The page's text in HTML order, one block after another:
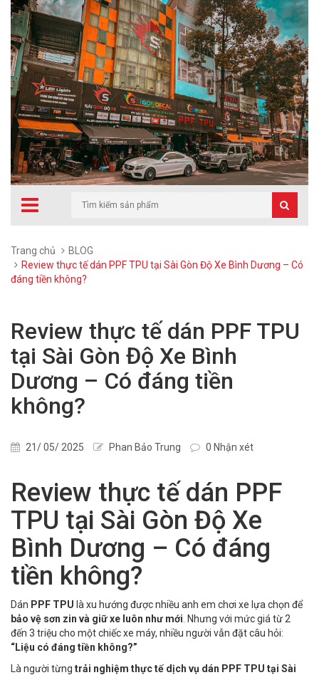
Trang chủ
BLOG
Review thực tế dán PPF TPU tại Sài Gòn Độ Xe Bình Dương – Có
đáng tiền không?
Review thực tế dán PPF TPU
tại Sài Gòn Độ Xe Bình
Dương – Có đáng tiền
không?
21/ 05/ 2025 Phan Bảo Trung 0 Nhận xét
Review thực tế dán PPF
TPU tại Sài Gòn Độ Xe
Bình Dương – Có đáng
tiền không?
Dán PPF TPU là xu hướng được nhiều anh em chơi xe lựa chọn để
bảo vệ sơn zin và giữ xe luôn như mới . Nhưng với mức giá từ 2
đến 3 triệu cho một chiếc xe máy, nhiều người vẫn đặt câu hỏi:
“Liệu có đáng tiền không?”
Là người từng trải nghiệm thực tế dịch vụ dán PPF TPU tại Sài